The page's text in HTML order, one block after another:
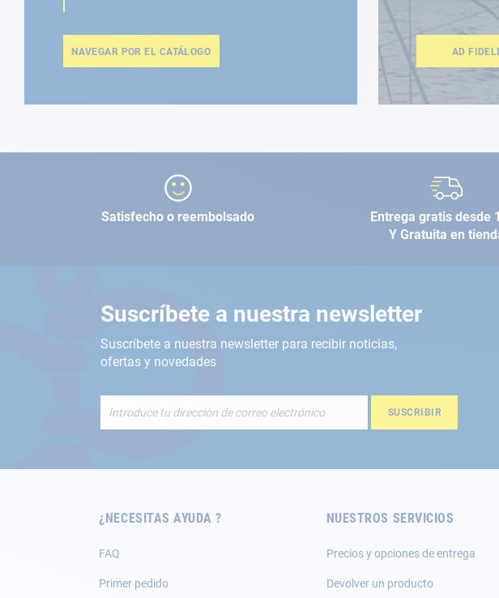
NAVEGAR POR EL CATÁLOGO AD
Satisfecho o reembolsado
Entrega gratis desde
Y Gratuita en
Suscríbete a nuestra newsletter
Suscríbete a nuestra newsletter para recibir noticias,
ofertas y novedades
de
SUSCRIBIR
¿NECESITAS AYUDA ?
FAQ
Primer pedido
NUESTROS SERVICIOS
Precios y opciones de entrega
Devolver un producto